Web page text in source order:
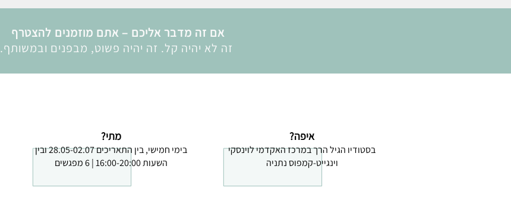
אם זה מדבר אליכם – אתם מוזמנים להצטרף
זה לא יהיה קל. זה יהיה פשוט, מבפנים ובמשותף.
איפה?
בסטודיו הגיל הרך במרכז האקדמי לוינסקי
וינגייט-קמפוס נתניה
מתי?
בימי חמישי, בין התאריכים 28.05-02.07 ובין
השעות 16:00-20:00 | 6 מפגשים